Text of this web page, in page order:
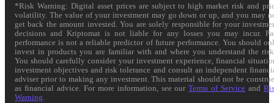
*Risk Warning: Digital asset prices are subject to high market risk and
volatility. The value of your investment may go down or up, and you may
get back the amount invested. You are solely responsible for your
decisions and Kriptomat is not liable for any losses you may incur.
performance is not a reliable predictor of future performance. You should
invest in products you are familiar with and where you understand the
You should carefully consider your investment experience, financial
investment objectives and risk tolerance and consult an independent
adviser prior to making any investment. This material should not be
as financial advice. For more information, see ourTerms of Service and
Warning